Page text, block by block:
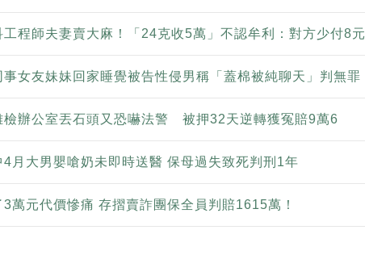
工程師夫妻賣大麻！「24克收5萬」不認牟利：對方少付8元
事女友妹妹回家睡覺被告性侵男稱「蓋棉被純聊天」判無罪
檢辦公室丟石頭又恐嚇法警 被押32天逆轉獲冤賠9萬6
4月大男嬰嗆奶未即時送醫 保母過失致死判刑1年
3萬元代價慘痛 存摺賣詐團保全員判賠1615萬！